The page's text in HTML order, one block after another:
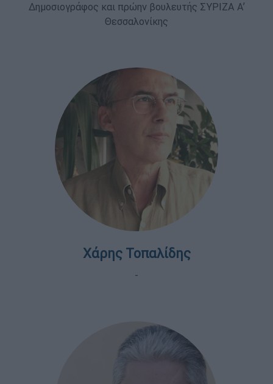
Δημοσιογράφος και πρώην βουλευτής ΣΥΡΙΖΑ Α’
Θεσσαλονίκης
Χάρης Τοπαλίδης
-